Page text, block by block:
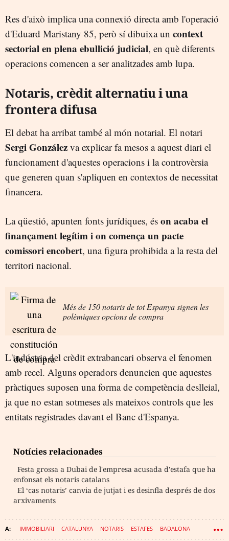
Res d'això implica una connexió directa amb l'operació
d'Eduard Maristany 85, però sí dibuixa un context
sectorial en plena ebullició judicial, en què diferents
operacions comencen a ser analitzades amb lupa.
Notaris, crèdit alternatiu i una
frontera difusa
El debat ha arribat també al món notarial. El notari
Sergi González va explicar fa mesos a aquest diari el
funcionament d'aquestes operacions i la controvèrsia
que generen quan s'apliquen en contextos de necessitat
financera.
La qüestió, apunten fonts jurídiques, és on acaba el
finançament legítim i on comença un pacte
comissori encobert, una figura prohibida a la resta del
territori nacional.
Més de 150 notaris de tot Espanya signen les
polèmiques opcions de compra
L'indústria del crèdit extrabancari observa el fenomen
amb recel. Alguns operadors denuncien que aquestes
pràctiques suposen una forma de competència deslleial,
ja que no estan sotmeses als mateixos controls que les
entitats registrades davant el Banc d'Espanya.
Notícies relacionades
Festa grossa a Dubai de l'empresa acusada d'estafa que ha
enfonsat els notaris catalans
El ‘cas notaris’ canvia de jutjat i es desinfla després de dos
arxivaments
IMMOBILIARI CATALUNYA NOTARIS ESTAFES BADALONA